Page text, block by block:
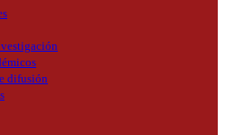
difusión